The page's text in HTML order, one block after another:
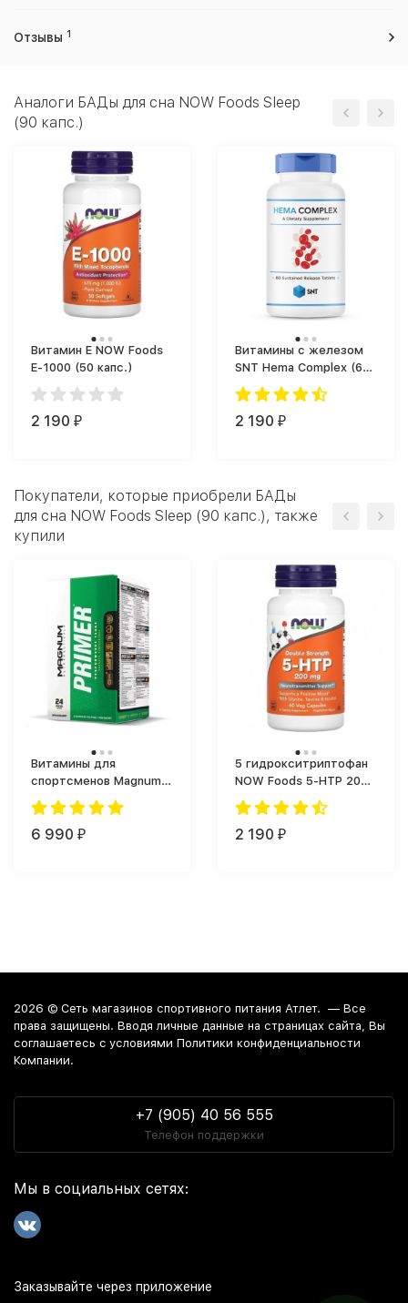
Отзывы 1
Аналоги БАДы для сна NOW Foods Sleep
(90 капс.)
Витамин Е NOW Foods
E-1000 (50 капс.)
2 190 ₽
Витамины с железом
SNT Hema Complex (60
таб.)
2 190 ₽
Покупатели, которые приобрели БАДы
для сна NOW Foods Sleep (90 капс.), также
купили
Витамины для
спортсменов Magnum
Primer (30 таб.)
6 990 ₽
5 гидрокситриптофан
NOW Foods 5-HTP 200
мг (60 капс.)
2 190 ₽
2026 © Сеть магазинов спортивного питания Атлет. — Все
права защищены. Вводя личные данные на страницах сайта, Вы
соглашаетесь c условиями Политики конфиденциальности
Компании.
+7 (905) 40 56 555
Телефон поддержки
Мы в социальных сетях:
Заказывайте через приложение